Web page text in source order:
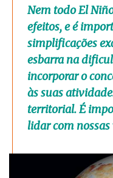
Nem todo El
efeitos, e é
simplificações
esbarra na
incorporar o
às suas
territorial. É
lidar com